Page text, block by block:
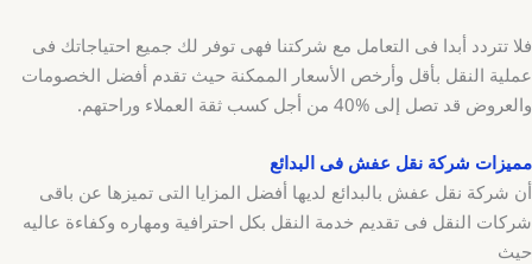
فلا تتردد أبدا فى التعامل مع شركتنا فهى توفر لك جميع احتياجاتك فى
عملية النقل بأقل وأرخص الأسعار الممكنة حيث تقدم أفضل الخصومات
والعروض قد تصل إلى %40 من أجل كسب ثقة العملاء وراحتهم.
مميزات شركة نقل عفش فى البدائع
أن شركة نقل عفش بالبدائع لديها أفضل المزايا التى تميزها عن باقى
شركات النقل فى تقديم خدمة النقل بكل احترافية ومهاره وكفاءة عاليه
حيث